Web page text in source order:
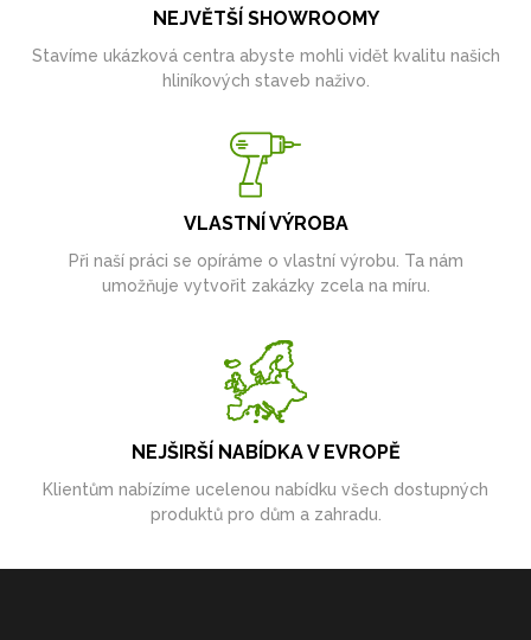
NEJVĚTŠÍ SHOWROOMY
Stavíme ukázková centra abyste mohli vidět kvalitu našich
hliníkových staveb naživo.
VLASTNÍ VÝROBA
Při naší práci se opíráme o vlastní výrobu. Ta nám
umožňuje vytvořit zakázky zcela na míru.
NEJŠIRŠÍ NABÍDKA V EVROPĚ
Klientům nabízíme ucelenou nabídku všech dostupných
produktů pro dům a zahradu.